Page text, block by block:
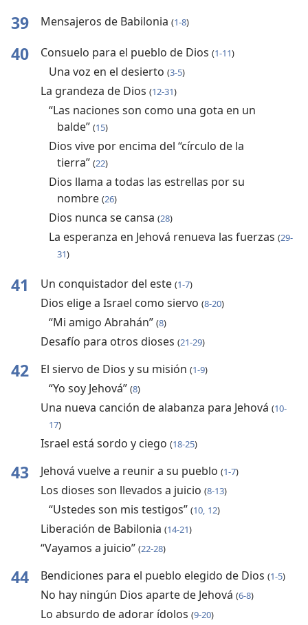
39 Mensajeros de Babilonia (1-8)
40 Consuelo para el pueblo de Dios (1-11)
Una voz en el desierto (3-5)
La grandeza de Dios (12-31)
“Las naciones son como una gota en un
balde” (15)
Dios vive por encima del “círculo de la
tierra” (22)
Dios llama a todas las estrellas por su
nombre (26)
Dios nunca se cansa (28)
La esperanza en Jehová renueva las fuerzas (29-
31)
41 Un conquistador del este (1-7)
Dios elige a Israel como siervo (8-20)
“Mi amigo Abrahán” (8)
Desafío para otros dioses (21-29)
42 El siervo de Dios y su misión (1-9)
“Yo soy Jehová” (8)
Una nueva canción de alabanza para Jehová (10-
17)
Israel está sordo y ciego (18-25)
43 Jehová vuelve a reunir a su pueblo (1-7)
Los dioses son llevados a juicio (8-13)
“Ustedes son mis testigos” (10, 12)
Liberación de Babilonia (14-21)
“Vayamos a juicio” (22-28)
44 Bendiciones para el pueblo elegido de Dios (1-5)
No hay ningún Dios aparte de Jehová (6-8)
Lo absurdo de adorar ídolos (9-20)